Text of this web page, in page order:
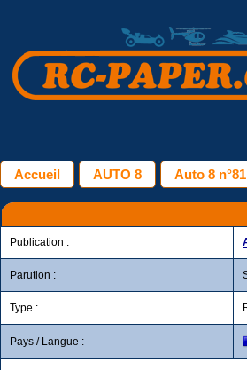
Accueil AUTO 8 Auto 8
Publication :
Parution :
Type :
Pays / Langue :